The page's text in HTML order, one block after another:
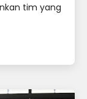
tim yang